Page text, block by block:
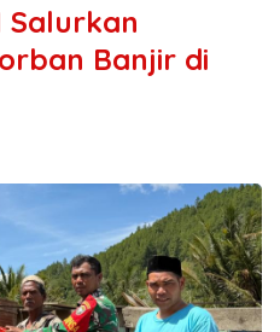
Salurkan
Banjir di